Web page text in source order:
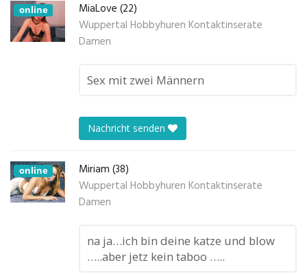
online
MiaLove (22)
Wuppertal Hobbyhuren Kontaktinserate
Damen
Sex mit zwei Männern
Nachricht senden
online
Miriam (38)
Wuppertal Hobbyhuren Kontaktinserate
Damen
na ja…ich bin deine katze und blow
…..aber jetz kein taboo …..